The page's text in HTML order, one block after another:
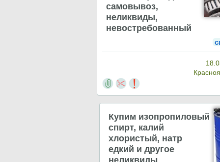
самовывоз,
неликвиды,
невостребованный
Купим изопропиловый
спирт, калий
хлористый, натр
едкий и другое